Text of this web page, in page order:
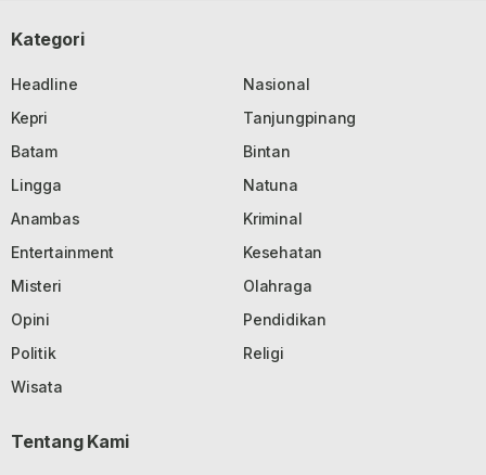
Kategori
Headline
Nasional
Kepri
Tanjungpinang
Batam
Bintan
Lingga
Natuna
Anambas
Kriminal
Entertainment
Kesehatan
Misteri
Olahraga
Opini
Pendidikan
Politik
Religi
Wisata
Tentang Kami